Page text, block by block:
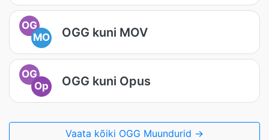
OG
MO
OGG kuni MOV
OG
Op
OGG kuni Opus
Vaata kõiki OGG Muundurid →